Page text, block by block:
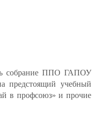
собрание ППО ГАПОУ
предстоящий учебный
в профсоюз» и прочие